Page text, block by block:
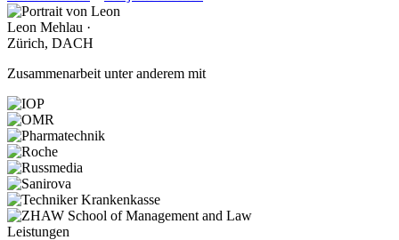
Leon Mehlau ·
Zürich, DACH
Zusammenarbeit unter anderem mit
Leistungen